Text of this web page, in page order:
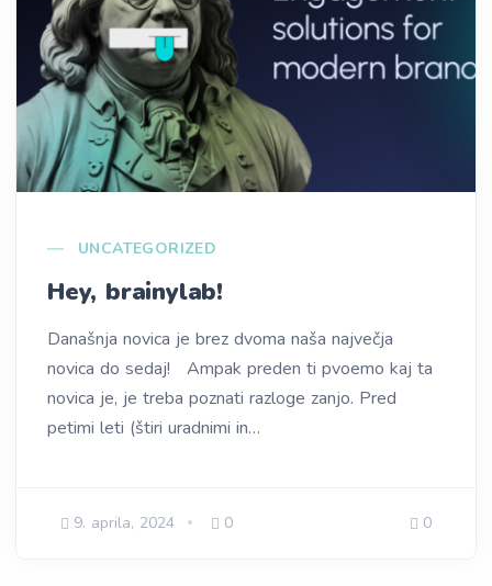
UNCATEGORIZED
Hey, brainylab!
Današnja novica je brez dvoma naša največja
novica do sedaj! Ampak preden ti pvoemo kaj ta
novica je, je treba poznati razloge zanjo. Pred
petimi leti (štiri uradnimi in…
9. aprila, 2024 0 0